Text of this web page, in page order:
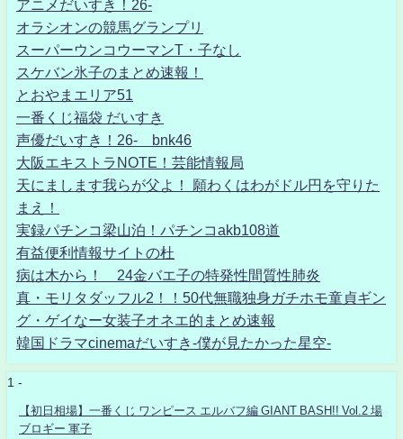
アニメだいすき！26-
オラシオンの競馬グランプリ
スーパーウンコウーマンT・子なし
スケバン氷子のまとめ速報！
とおやまエリア51
一番くじ福袋 だいすき
声優だいすき！26- bnk46
大阪エキストラNOTE！芸能情報局
天にまします我らが父よ！ 願わくはわがドル円を守りた
まえ！
実録パチンコ梁山泊！パチンコakb108道
有益便利情報サイトの杜
病は木から！ 24金バエ子の特発性間質性肺炎
真・モリタダッフル2！！50代無職独身ガチホモ童貞ギン
グ・ゲイなー女装子オネエ的まとめ速報
韓国ドラマcinemaだいすき-僕が見たかった星空-
1 -
【初日相場】一番くじ ワンピース エルバフ編 GIANT BASH!! Vol.2 場
ブロギー 軍子